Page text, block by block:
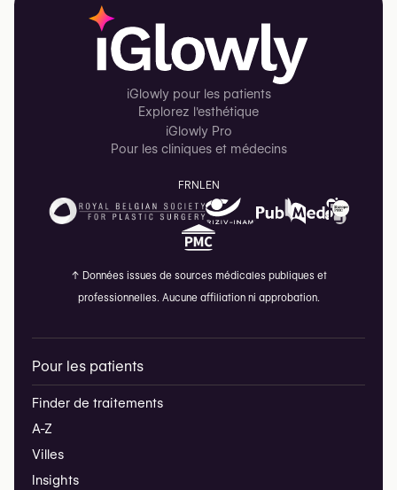
iGlowly pour les patients
Explorez l'esthétique
iGlowly Pro
Pour les cliniques et médecins
FRNLEN
↑ Données issues de sources médicales publiques et
professionnelles. Aucune affiliation ni approbation.
Pour les patients
Finder de traitements
A-Z
Villes
Insights